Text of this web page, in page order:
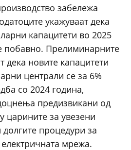
забележа
укажуваат дека
капацитети во 2025
побавно. Прелиминарните
дека новите капацитети
централи се за 6%
со 2024 година,
предизвикани од
царините за увезени
процедури за
мрежа.